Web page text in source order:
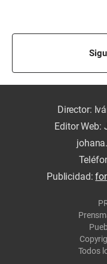
Director:
Editor Web:
Publicidad:
Todos